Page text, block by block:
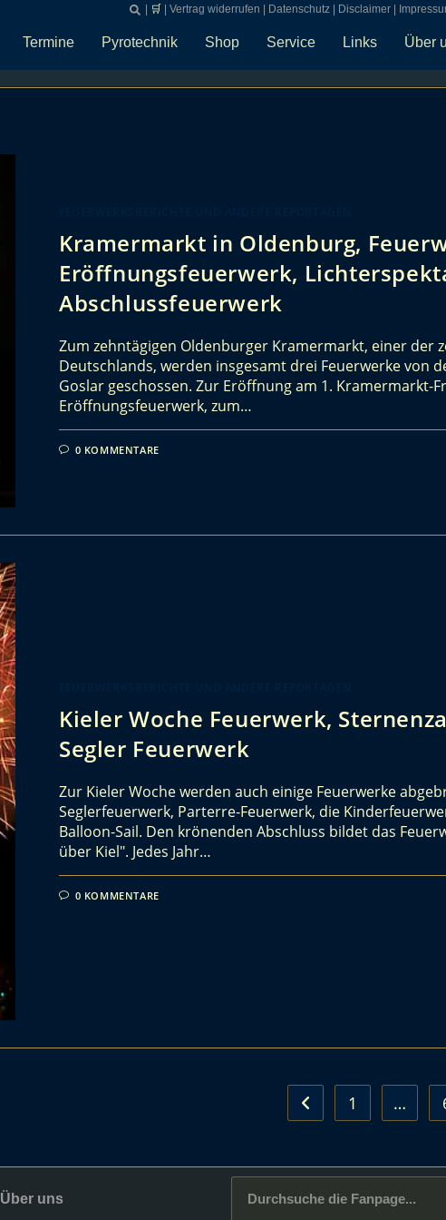
🛒 |Vertrag widerrufen Datenschutz Disclaimer
Termine Pyrotechnik Shop Service Links Über
Kramermarkt in Oldenburg,
Eröffnungsfeuerwerk,
Abschlussfeuerwerk
Zum zehntägigen Oldenburger Kramermarkt, einer der
Deutschlands, werden insgesamt drei Feuerwerke von
Goslar geschossen. Zur Eröffnung am 1. Kramermarkt-
Eröffnungsfeuerwerk, zum…
0 KOMMENTARE
Kieler Woche Feuerwerk,
Segler Feuerwerk
Zur Kieler Woche werden auch einige Feuerwerke
Seglerfeuerwerk, Parterre-Feuerwerk, die
Balloon-Sail. Den krönenden Abschluss bildet das
über Kiel". Jedes Jahr…
0 KOMMENTARE
1 …
Über uns